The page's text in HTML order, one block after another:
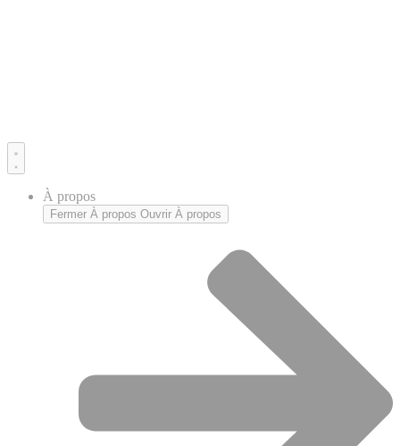
À propos
Fermer À propos Ouvrir À propos